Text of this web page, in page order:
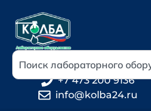
+7 473 200 9136
info@kolba24.ru